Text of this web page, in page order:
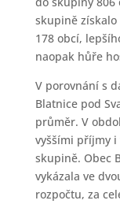
skupině
178 obcí,
naopak hůře
V porovnání s
Blatnice pod
průměr. V
vyššími příjmy i
skupině. Obec
vykázala ve
rozpočtu, za